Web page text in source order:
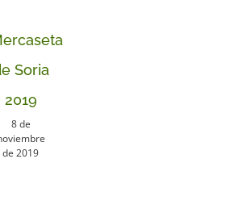
Soria
2019
8 de
de 2019